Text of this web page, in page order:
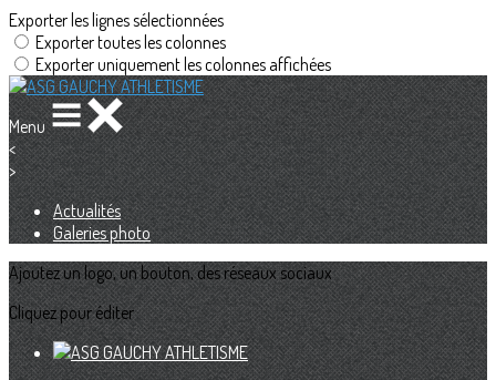
Exporter les lignes sélectionnées
Exporter toutes les colonnes
Exporter uniquement les colonnes affichées
Menu
<
>
Actualités
Galeries photo
Ajoutez un logo, un bouton, des réseaux sociaux
Cliquez pour éditer